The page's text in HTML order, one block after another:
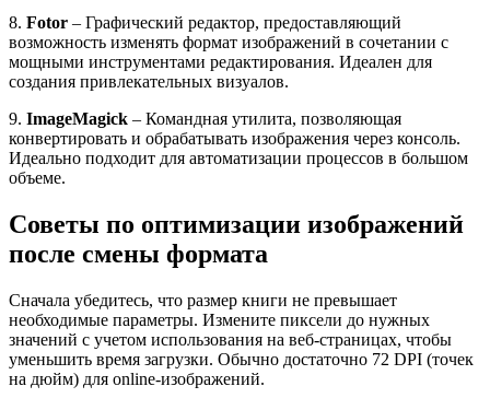
8. Fotor – Графический редактор, предоставляющий
возможность изменять формат изображений в сочетании с
мощными инструментами редактирования. Идеален для
создания привлекательных визуалов.
9. ImageMagick – Командная утилита, позволяющая
конвертировать и обрабатывать изображения через консоль.
Идеально подходит для автоматизации процессов в большом
объеме.
Советы по оптимизации изображений
после смены формата
Сначала убедитесь, что размер книги не превышает
необходимые параметры. Измените пиксели до нужных
значений с учетом использования на веб-страницах, чтобы
уменьшить время загрузки. Обычно достаточно 72 DPI (точек
на дюйм) для online-изображений.